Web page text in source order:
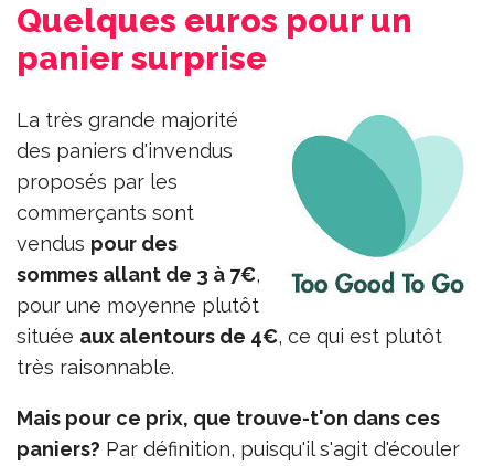
Quelques euros pour un
panier surprise
La très grande majorité
des paniers d'invendus
proposés par les
commerçants sont
vendus pour des
sommes allant de 3 à 7€,
pour une moyenne plutôt
située aux alentours de 4€, ce qui est plutôt
très raisonnable.
Mais pour ce prix, que trouve-t'on dans ces
paniers? Par définition, puisqu'il s'agit d'écouler